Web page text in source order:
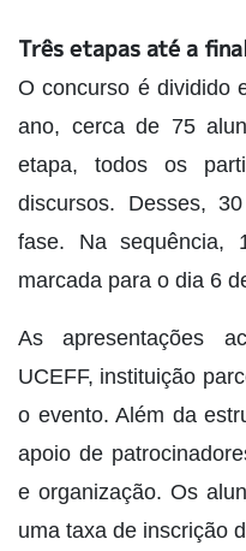
Três etapas até a
O concurso é dividido
ano, cerca de 75
etapa, todos os
discursos. Desses,
fase. Na sequência,
marcada para o dia 6
As apresentações
UCEFF, instituição
o evento. Além da
apoio de
e organização. Os
uma taxa de inscrição